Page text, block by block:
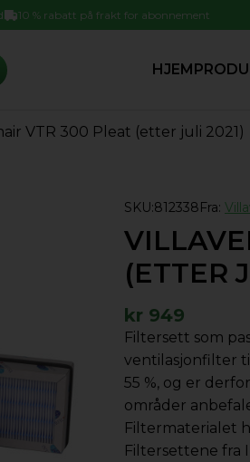
10 % rabatt på frakt for abonnement
HJEM
VTR 300 Pleat (etter juli 2021)
SKU:812338Fra:
(ETTER
kr 949
Filtersett som
ventilasjonfilter
55 %, og er
områder
Filtermaterialet
Filtersettene fra